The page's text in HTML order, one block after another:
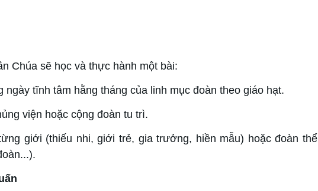
Chúa sẽ học và thực hành một bài:
ngày tĩnh tâm hằng tháng của linh mục đoàn theo giáo hạt.
viện hoặc cộng đoàn tu trì.
giới (thiếu nhi, giới trẻ, gia trưởng, hiền mẫu) hoặc đoàn thể